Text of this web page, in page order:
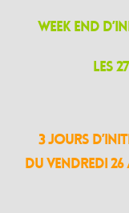
Week end
les
3 jours
du vendredi 26